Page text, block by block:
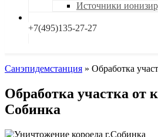
Источники
+7(495)135-27-27
Санэпидемстанция » Обработка
Обработка участка от
Собинка